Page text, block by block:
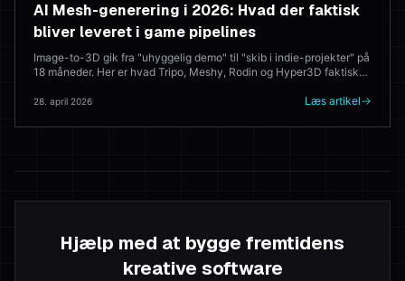
AI Mesh-generering i 2026: Hvad der faktisk
bliver leveret i game pipelines
Image-to-3D gik fra "uhyggelig demo" til "skib i indie-projekter" på
18 måneder. Her er hvad Tripo, Meshy, Rodin og Hyper3D faktisk
hver gang.
28. april 2026 Læs artikel
Hjælp med at bygge fremtidens
kreative software